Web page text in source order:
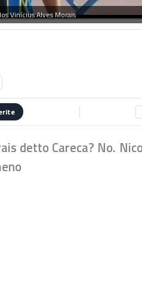
Vinícius Alves Morais
detto Careca? No.